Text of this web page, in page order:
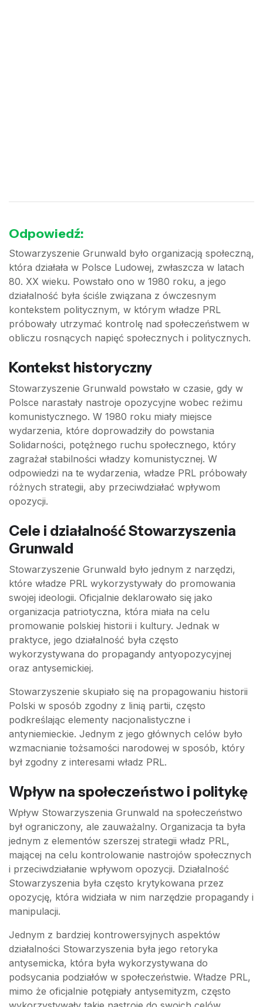
Odpowiedź:
Stowarzyszenie Grunwald było organizacją społeczną,
która działała w Polsce Ludowej, zwłaszcza w latach
80. XX wieku. Powstało ono w 1980 roku, a jego
działalność była ściśle związana z ówczesnym
kontekstem politycznym, w którym władze PRL
próbowały utrzymać kontrolę nad społeczeństwem w
obliczu rosnących napięć społecznych i politycznych.
Kontekst historyczny
Stowarzyszenie Grunwald powstało w czasie, gdy w
Polsce narastały nastroje opozycyjne wobec reżimu
komunistycznego. W 1980 roku miały miejsce
wydarzenia, które doprowadziły do powstania
Solidarności, potężnego ruchu społecznego, który
zagrażał stabilności władzy komunistycznej. W
odpowiedzi na te wydarzenia, władze PRL próbowały
różnych strategii, aby przeciwdziałać wpływom
opozycji.
Cele i działalność Stowarzyszenia
Grunwald
Stowarzyszenie Grunwald było jednym z narzędzi,
które władze PRL wykorzystywały do promowania
swojej ideologii. Oficjalnie deklarowało się jako
organizacja patriotyczna, która miała na celu
promowanie polskiej historii i kultury. Jednak w
praktyce, jego działalność była często
wykorzystywana do propagandy antyopozycyjnej
oraz antysemickiej.
Stowarzyszenie skupiało się na propagowaniu historii
Polski w sposób zgodny z linią partii, często
podkreślając elementy nacjonalistyczne i
antyniemieckie. Jednym z jego głównych celów było
wzmacnianie tożsamości narodowej w sposób, który
był zgodny z interesami władz PRL.
Wpływ na społeczeństwo i politykę
Wpływ Stowarzyszenia Grunwald na społeczeństwo
był ograniczony, ale zauważalny. Organizacja ta była
jednym z elementów szerszej strategii władz PRL,
mającej na celu kontrolowanie nastrojów społecznych
i przeciwdziałanie wpływom opozycji. Działalność
Stowarzyszenia była często krytykowana przez
opozycję, która widziała w nim narzędzie propagandy i
manipulacji.
Jednym z bardziej kontrowersyjnych aspektów
działalności Stowarzyszenia była jego retoryka
antysemicka, która była wykorzystywana do
podsycania podziałów w społeczeństwie. Władze PRL,
mimo że oficjalnie potępiały antysemityzm, często